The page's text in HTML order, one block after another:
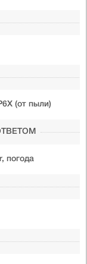
(от пыли)
погода